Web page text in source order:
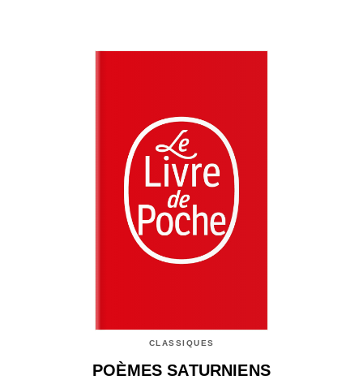
CLASSIQUES
POÈMES SATURNIENS